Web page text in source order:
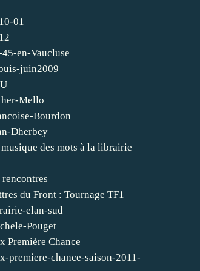
01
en-Vaucluse
juin2009
Mello
Bourdon
Dherbey
des mots à la librairie
du Front : Tournage TF1
elan-sud
Pouget
Première Chance
premiere-chance-saison-2011-